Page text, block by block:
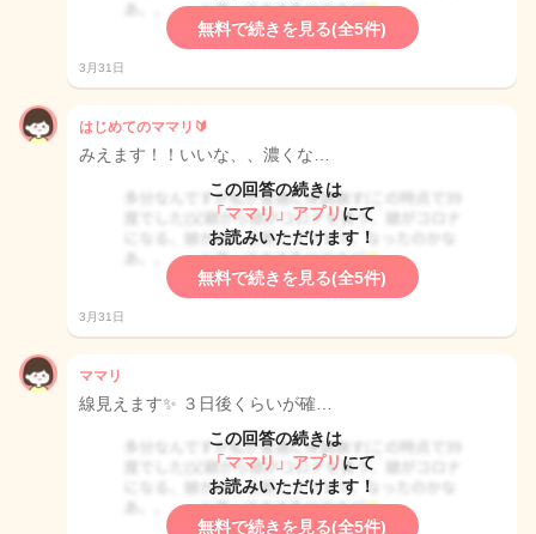
無料で続きを見る(全5件)
3月31日
はじめてのママリ🔰
みえます！！いいな、、濃くな…
この回答の続きは
「ママリ」アプリ にて
お読みいただけます！
無料で続きを見る(全5件)
3月31日
ママリ
線見えます✨ ３日後くらいが確…
この回答の続きは
「ママリ」アプリ にて
お読みいただけます！
無料で続きを見る(全5件)